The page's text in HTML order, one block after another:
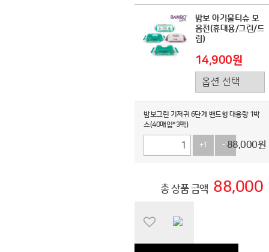
밤보 아기물티슈 모
음전(휴대용/그린/드
림)
14,900원
밤보그린 기저귀 6단계 밴드형 대용량 1박
스(40매입*3팩)
+1 -188,000원
총 상품 금액 88,000